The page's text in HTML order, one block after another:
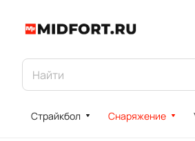
Страйкбол Снаряжение